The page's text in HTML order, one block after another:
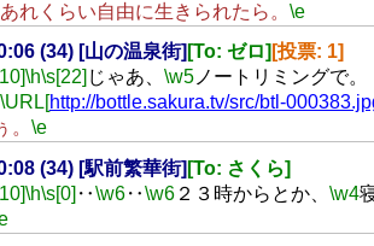
あれくらい自由に生きられたら。 \e
(34) [山の温泉街] [To: ゼロ] [投票: 1]
\h\s[22] じゃあ、 \w5ノートリミングで。
\URL[ http://bottle.sakura.tv/src/btl-
。 \e
(34) [駅前繁華街] [To: さくら]
\h\s[0] ‥\w6‥\w6２３時からとか、 \w4